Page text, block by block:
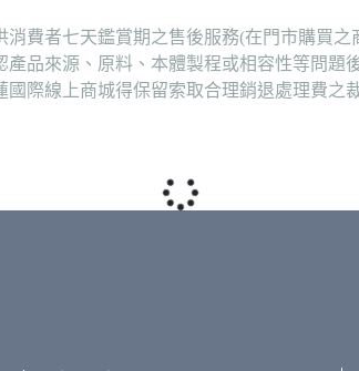
費者七天鑑賞期之售後服務(在門市購買
品來源、原料、本體製程或相容性等問
際線上商城得保留索取合理銷退處理費之